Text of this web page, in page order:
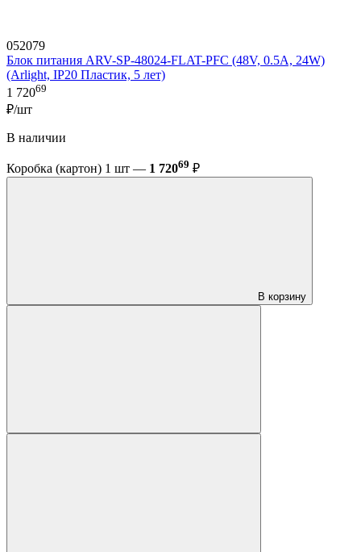
052079
Блок питания ARV-SP-48024-FLAT-PFC (48V, 0.5A, 24W)
(Arlight, IP20 Пластик, 5 лет)
1 72069
₽/шт
В наличии
Коробка (картон) 1 шт — 1 72069 ₽
В корзину